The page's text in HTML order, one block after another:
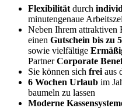
Flexibilitätdurch
minutengenaue
Neben Ihrem attraktiven
einen Gutschein bis zu
sowie vielfältige
PartnerCorporate
Sie können sich freiaus
6 Wochen Urlaub im
baumeln zu lassen
Moderne